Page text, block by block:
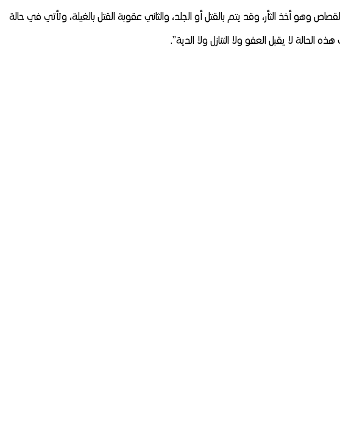
وهو أخذ الثأر، وقد يتم بالقتل أو الجلد، والثاني عقوبة القتل بالغيلة، وتأتي في حالة
لا يقبل العفو ولا التنازل ولا الدية”.